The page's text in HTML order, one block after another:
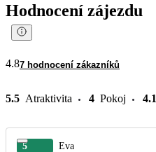
Hodnocení zájezdu
4.87 hodnocení zákazníků
5.5 Atraktivita 4 Pokoj 4.1
5 Eva